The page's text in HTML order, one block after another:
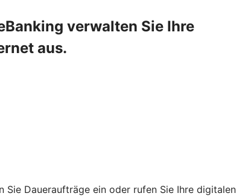
verwalten Sie Ihre
aus.
Sie Daueraufträge ein oder rufen Sie Ihre digitalen